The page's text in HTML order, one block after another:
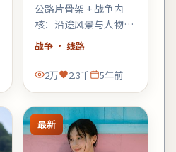
公路片骨架 + 战争内
核：沿途风景与人物心
理互为镜像，适合喜欢
「在路上」母题的观
众。
战争 · 线路
2万 2.3千 5年前
最新